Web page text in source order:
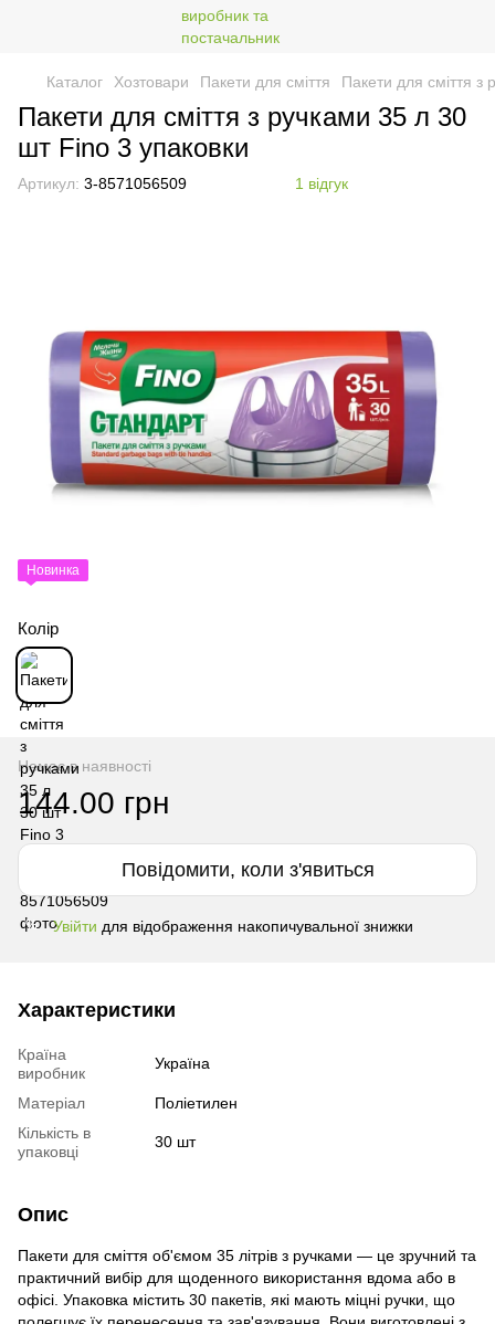
Каталог Хозтовари Пакети для сміття Пакети для сміття
Пакети для сміття з ручками 35 л 30
шт Fino 3 упаковки
Артикул: 3-8571056509 1 відгук
Новинка
Колір
Немає в наявності
144.00 грн
Повідомити, коли з'явиться
% Увійти для відображення накопичувальної знижки
Характеристики
Країна
виробник
Україна
Матеріал
Поліетилен
Кількість в
упаковці
30 шт
Опис
Пакети для сміття об'ємом 35 літрів з ручками — це зручний та
практичний вибір для щоденного використання вдома або в
офісі. Упаковка містить 30 пакетів, які мають міцні ручки, що